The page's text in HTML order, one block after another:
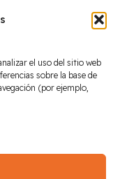
el uso del sitio web
sobre la base de
(por ejemplo,